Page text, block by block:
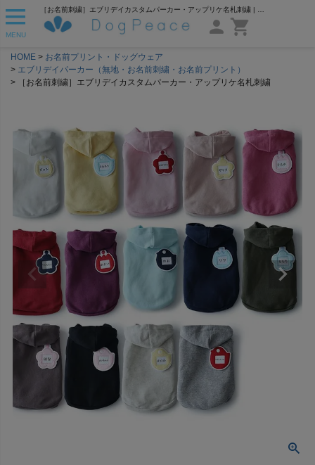
MENU
HOME
お名前プリント・ドッグウェア
エブリデイパーカー（無地・お名前刺繍・お名前プリント）
［お名前刺繍］エブリデイカスタムパーカー・アップリケ名札刺繍